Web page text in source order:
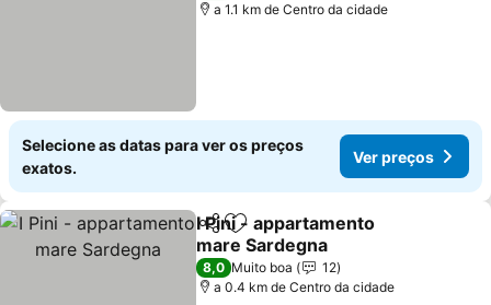
a 1.1 km de Centro da cidade
Selecione as datas para ver os preços
exatos.
Ver preços
PartilharAdicionar aos favoritos
I Pini - appartamento
mare Sardegna
Ver preços
8,0 Muito boa
12
a 0.4 km de Centro da cidade